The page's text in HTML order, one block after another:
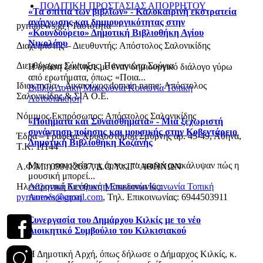
«Τα σπίτια των βιβλίων» - Καλοκαιρινή εκστρατεία
ανάγνωσης και δημιουργικότητας στην
«Κουνδούρειο» Δημοτική Βιβλιοθήκη Αγίου
Νικολάου
Η δράση ξεκίνησε με έναν δημιουργικό διάλογο γύρω
από ερωτήματα, όπως: «Ποια...
ΒιβλίοΔυτική ΜακεδονίαΚοινωνίαΤοπική
Αυτοδιοίκηση
«Ποιήματα και Συναισθήματα» - Μια ξεχωριστή
συνάντηση ποίησης και μουσικής στην Κοβεντάρειο
Δημοτική Βιβλιοθήκη Κοζάνης
Με τη συνοδεία της άρπας, τα παιδιά ανακάλυψαν πώς η
μουσική μπορεί...
ΑθλητικάΚεντρική ΜακεδονίαΚοινωνία Τοπική
Αυτοδιοίκηση
Συνεργασία του Δημάρχου Κιλκίς με το νέο
Διοικητικό Συμβούλιο του Κιλκισιακού
Η Δημοτική Αρχή, όπως δήλωσε ο Δήμαρχος Κιλκίς, κ.
ΠΟΛΙΤΙΚΗ ΠΡΟΣΤΑΣΙΑΣ ΑΠΟΡΡΗΤΟΥ
pyrranews.gr | Ταυτότητα
Διαχειριστής – Διευθυντής: Απόστολος Σαλονικίδης
Διευθύντρια Σύνταξης: Παναγιώτα Σούγια
Ιδιοκτησία – Δικαιούχος domain name: Απόστολος
Σαλονικίδης & ΣΙΑ Ο.Ε.
Νόμιμος Εκπρόσωπος: Απόστολος Σαλονικίδης
Έδρα – Γραφεία: Χρυσοστόμου Σμύρνης αρ. 45-49, Αθήνα,
Τ.Κ. 11144
Α.Φ.Μ.: 099112637, Δ.Ο.Υ.: ΙΓ΄ ΑΘΗΝΩΝ
Ηλεκτρονική διεύθυνση Επικοινωνίας:
pyrranews@gmail.com, Τηλ. Επικοινωνίας: 6944503911